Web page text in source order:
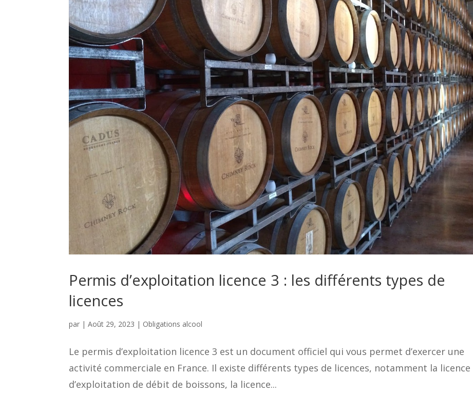
Permis d’exploitation licence 3 : les différents types de
licences
par |Août 29, 2023 | Obligations alcool
Le permis d’exploitation licence 3 est un document officiel qui vous permet d’exercer une
activité commerciale en France. Il existe différents types de licences, notamment la licence
d’exploitation de débit de boissons, la licence...